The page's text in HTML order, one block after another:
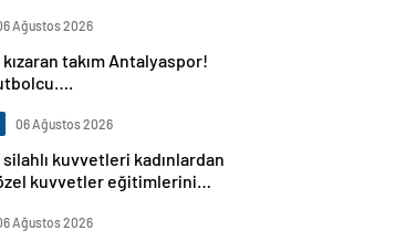
Ağustos 2026
takım Antalyaspor!
06 Ağustos 2026
kuvvetleri kadınlardan
kuvvetler eğitimlerini
Ağustos 2026